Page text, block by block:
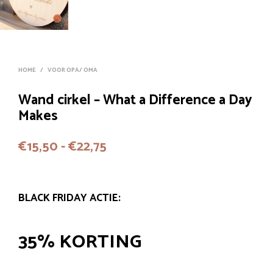
HOME / VOOR OPA/ OMA
Wand cirkel – What a Difference a Day
Makes
€15,50-€22,75
€22,75
BLACK FRIDAY ACTIE:
35% KORTING